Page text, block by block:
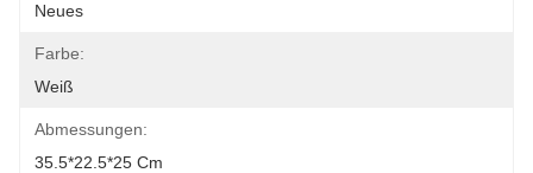
Neues
Farbe:
Weiß
Abmessungen:
35.5*22.5*25 Cm